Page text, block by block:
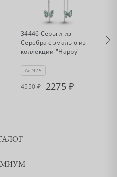
Есть в наличии
34446 Серьги из
Серебра с эмалью из
коллекции "Happy"
Ag 925
4550 2275